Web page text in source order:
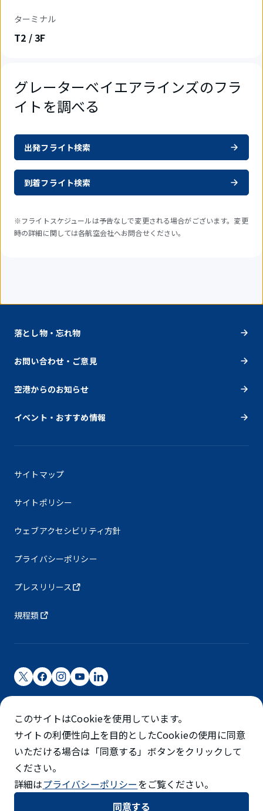
ターミナル
T2 / 3F
グレーターベイエアラインズのフラ
イトを調べる
出発フライト検索
到着フライト検索
※フライトスケジュールは予告なしで変更される場合がございます。変更
時の詳細に関しては各航空会社へお問合せください。
落とし物・忘れ物
お問い合わせ・ご意見
空港からのお知らせ
イベント・おすすめ情報
サイトマップ
サイトポリシー
ウェブアクセシビリティ方針
プライバシーポリシー
プレスリリース
規程類
成田国際空港株式会社
成田国際空港は成田国際空港㈱（NAA）が運営しています
©NARITA INTERNATIONAL AIRPORT CORPORATION
SKYTRAX
5スターエアポート
このサイトはCookieを使用しています。
サイトの利便性向上を目的としたCookieの使用に同意
いただける場合は「同意する」ボタンをクリックして
ください。
詳細はプライバシーポリシーをご覧ください。
同意する